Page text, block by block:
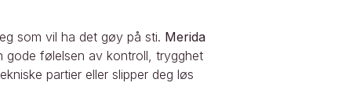
som vil ha det gøy på sti. Merida
gode følelsen av kontroll, trygghet
partier eller slipper deg løs